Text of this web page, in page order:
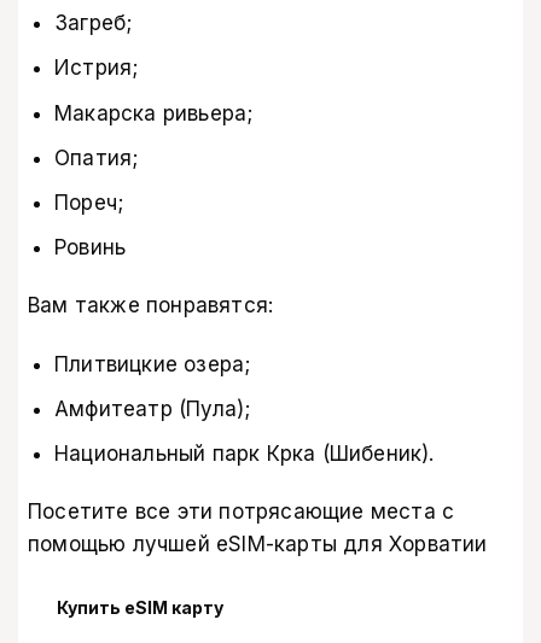
Загреб;
Истрия;
Макарска ривьера;
Опатия;
Пореч;
Ровинь
Вам также понравятся:
Плитвицкие озера;
Амфитеатр (Пула);
Национальный парк Крка (Шибеник).
Посетите все эти потрясающие места с
помощью лучшей eSIM-карты для Хорватии
Купить eSIM карту